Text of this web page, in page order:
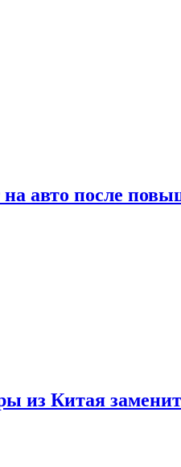
на авто после
из Китая